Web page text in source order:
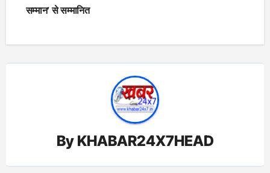
सम्मान’ से सम्मानित
By KHABAR24X7HEAD